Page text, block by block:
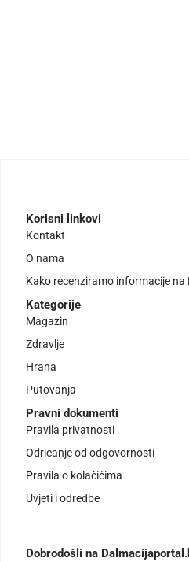
Korisni linkovi
Kontakt
O nama
Kako recenziramo informacije na
Kategorije
Magazin
Zdravlje
Hrana
Putovanja
Pravni dokumenti
Pravila privatnosti
Odricanje od odgovornosti
Pravila o kolačićima
Uvjeti i odredbe
Dobrodošli na